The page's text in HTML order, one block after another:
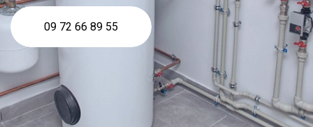
09 72 66 89 55